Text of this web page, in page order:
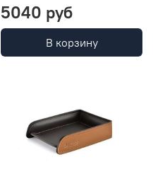
5040 руб
В корзину